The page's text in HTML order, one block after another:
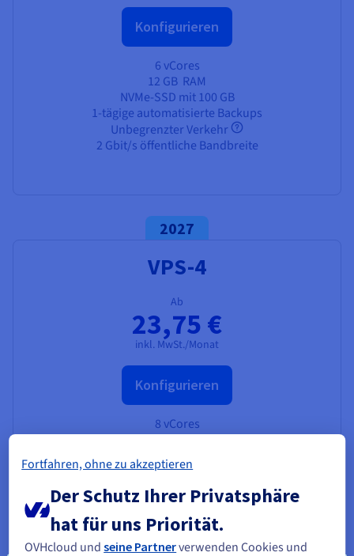
Konfigurieren
6 vCores
12 GB RAM
NVMe-SSD mit 100 GB
1-tägige automatisierte Backups
Unbegrenzter Verkehr
2 Gbit/s öffentliche Bandbreite
2027
VPS-4
Ab
23,75 €
inkl. MwSt./Monat
Konfigurieren
8 vCores
24 GBRAM
NVMe-SSD mit 200 GB
1-tägige automatisierte Backups
Unbegrenzter Verkehr
3 Gbit/s öffentliche Bandbreite
Fortfahren, ohne zu akzeptieren
Der Schutz Ihrer Privatsphäre
hat für uns Priorität.
OVHcloud undseine Partnerverwenden Cookies und